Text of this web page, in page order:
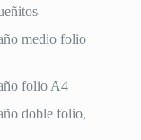
medio folio
folio A4
doble folio,